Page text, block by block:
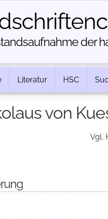
der
Literatur HSC
von
Vgl.